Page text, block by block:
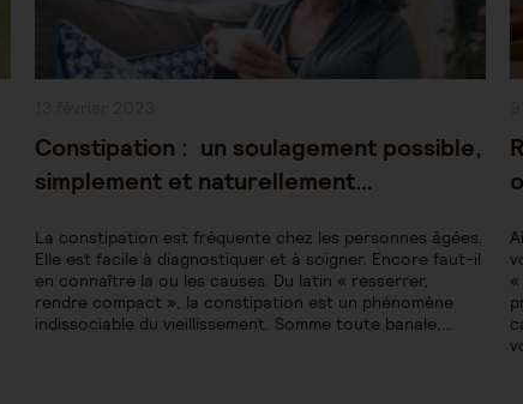
Constipation : un soulagement possible,
simplement et naturellement…
La constipation est fréquente chez les personnes âgées.
Elle est facile à diagnostiquer et à soigner. Encore faut-il
en connaître la ou les causes. Du latin « resserrer,
rendre compact », la constipation est un phénomène
indissociable du vieillissement. Somme toute banale,…